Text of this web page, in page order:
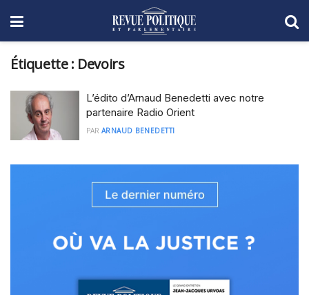
Étiquette : Devoirs
L’édito d’Arnaud Benedetti avec notre
partenaire Radio Orient
PAR ARNAUD BENEDETTI